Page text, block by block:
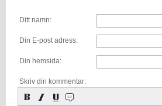
Ditt namn:
Din E-post adress:
Din hemsida:
Skriv din kommentar: